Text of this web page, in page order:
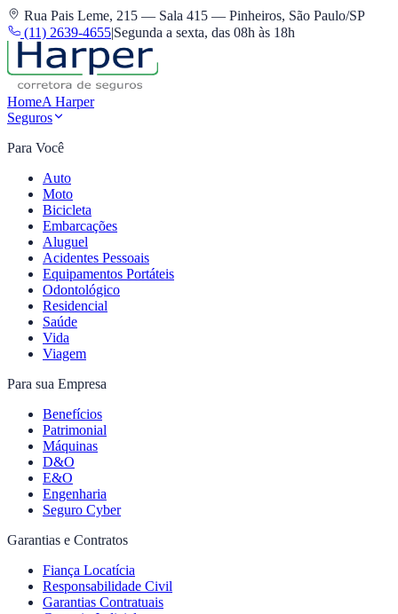
Rua Pais Leme, 215 — Sala 415 — Pinheiros, São Paulo/SP
(11) 2639-4655|Segunda a sexta, das 08h às 18h
HomeA Harper
Seguros
Para Você
Auto
Moto
Bicicleta
Embarcações
Aluguel
Acidentes Pessoais
Equipamentos Portáteis
Odontológico
Residencial
Saúde
Vida
Viagem
Para sua Empresa
Benefícios
Patrimonial
Máquinas
D&O
E&O
Engenharia
Seguro Cyber
Garantias e Contratos
Fiança Locatícia
Responsabilidade Civil
Garantias Contratuais